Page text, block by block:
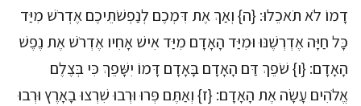
דָמוֹ לֹא תֹאכֵלוּ: {ה} וְאַךְ אֶת דִּמְכֶם לְנַפְשֹׁתֵיכֶם אֶדְרֹשׁ מִיַּד
כָּל חַיָּה אֶדְרְשֶׁנּוּ וּמִיַּד הָאָדָם מִיַּד אִישׁ אָחִיו אֶדְרֹשׁ אֶת נֶפֶשׁ
הָאָדָם: {ו} שֹׁפֵךְ דַּם הָאָדָם בָּאָדָם דָּמוֹ יִשָּׁפֵךְ כִּי בְּצֶלֶם
אֱלֹהִים עָשָׂה אֶת הָאָדָם: {ז} וְאַתֶּם פְּרוּ וּרְבוּ שִׁרְצוּ בָאָרֶץ וּרְבוּ